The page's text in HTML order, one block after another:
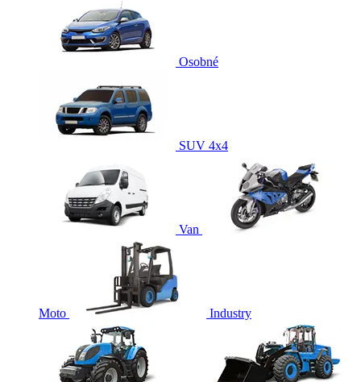
Osobné
SUV 4x4
Van
Moto Industry